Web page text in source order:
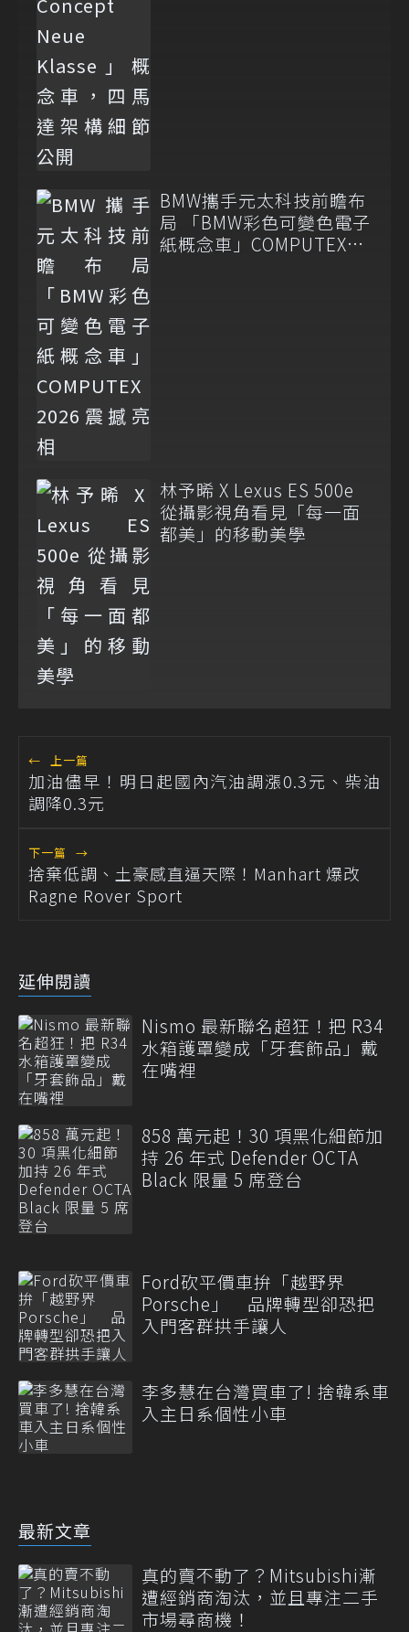
BMW攜手元太科技前瞻布
局 「BMW彩色可變色電子
紙概念車」COMPUTEX
林予晞 X Lexus ES 500e
從攝影視角看見「每一面
都美」的移動美學
← 上一篇
加油儘早！明日起國內汽油調漲0.3元、柴油
調降0.3元
下一篇 →
捨棄低調、土豪感直逼天際！Manhart 爆改
Ragne Rover Sport
延伸閱讀
Nismo 最新聯名超狂！把 R34
水箱護罩變成「牙套飾品」戴
在嘴裡
858 萬元起！30 項黑化細節加
持 26 年式 Defender OCTA
Black 限量 5 席登台
Ford砍平價車拚「越野界
Porsche」 品牌轉型卻恐把
入門客群拱手讓人
李多慧在台灣買車了! 捨韓系車
入主日系個性小車
最新文章
真的賣不動了？Mitsubishi漸
遭經銷商淘汰，並且專注二手
市場尋商機！